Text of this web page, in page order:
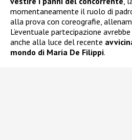
momentaneamente il ruolo di
alla prova con coreografie,
L’eventuale partecipazione
anche alla luce del recente
mondo di Maria De Filippi.